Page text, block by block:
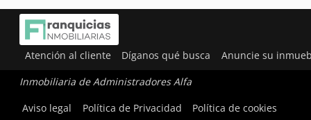
Atención al cliente Díganos qué busca Anuncie su
Inmobiliaria de Administradores Alfa
Aviso legal
Política de Privacidad Política de cookies